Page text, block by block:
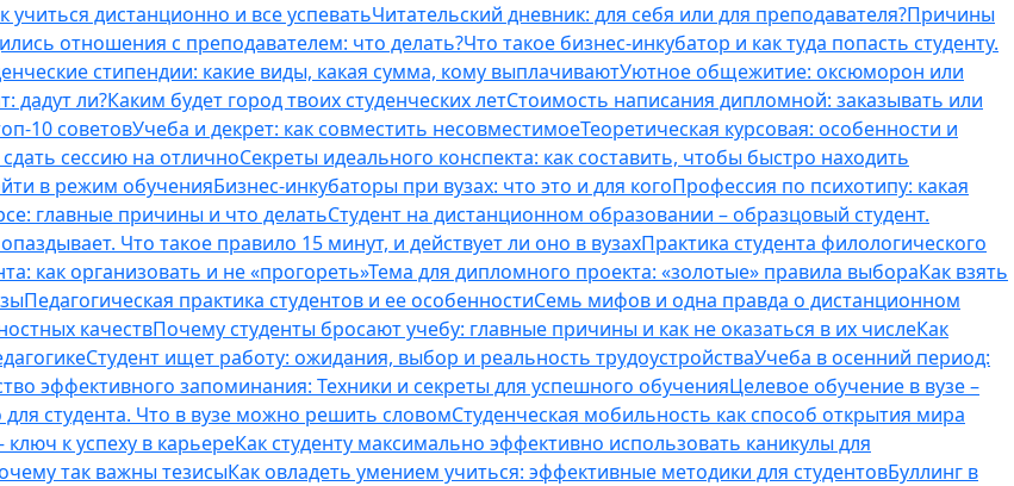
учиться дистанционно и все успеватьЧитательский дневник: для себя или для преподавателя?Причины
отношения с преподавателем: что делать?Что такое бизнес-инкубатор и как туда попасть студенту.
стипендии: какие виды, какая сумма, кому выплачиваютУютное общежитие: оксюморон или
дадут ли?Каким будет город твоих студенческих летСтоимость написания дипломной: заказывать или
10 советовУчеба и декрет: как совместить несовместимоеТеоретическая курсовая: особенности и
сессию на отличноСекреты идеального конспекта: как составить, чтобы быстро находить
в режим обученияБизнес-инкубаторы при вузах: что это и для когоПрофессия по психотипу: какая
главные причины и что делатьСтудент на дистанционном образовании – образцовый студент.
Что такое правило 15 минут, и действует ли оно в вузахПрактика студента филологического
как организовать и не «прогореть»Тема для дипломного проекта: «золотые» правила выбораКак взять
Педагогическая практика студентов и ее особенностиСемь мифов и одна правда о дистанционном
качествПочему студенты бросают учебу: главные причины и как не оказаться в их числеКак
Студент ищет работу: ожидания, выбор и реальность трудоустройстваУчеба в осенний период:
эффективного запоминания: Техники и секреты для успешного обученияЦелевое обучение в вузе –
студента. Что в вузе можно решить словомСтуденческая мобильность как способ открытия мира
к успеху в карьереКак студенту максимально эффективно использовать каникулы для
так важны тезисыКак овладеть умением учиться: эффективные методики для студентовБуллинг в